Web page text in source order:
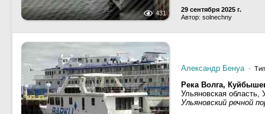
431
29 сентября 2025 г.
Автор: solnechny
Александр Бенуа ·
Река Волга,
Ульяновская область,
Ульяновский речной